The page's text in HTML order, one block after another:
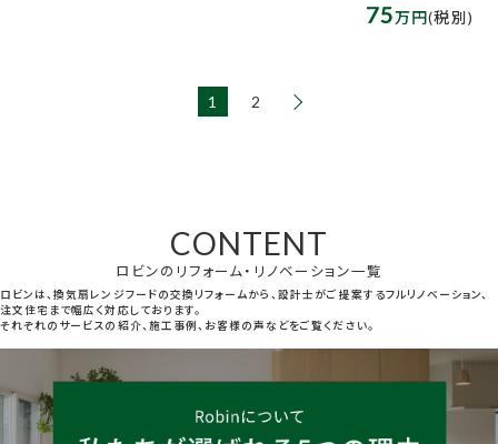
75万円(税別)
1 2
CONTENT
ロビンのリフォーム・リノベーション一覧
ロビンは、換気扇レンジフードの交換リフォームから、設計士がご提案するフルリノベーション、
注文住宅まで幅広く対応しております。
それぞれのサービスの紹介、施工事例、お客様の声などをご覧ください。